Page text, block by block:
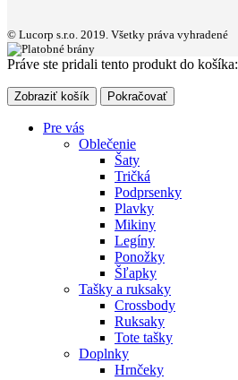
© Lucorp s.r.o. 2019. Všetky práva vyhradené
Práve ste pridali tento produkt do košíka:
Zobraziť košík Pokračovať
Pre vás
Oblečenie
Šaty
Tričká
Podprsenky
Plavky
Mikiny
Legíny
Ponožky
Šľapky
Tašky a ruksaky
Crossbody
Ruksaky
Tote tašky
Doplnky
Hrnčeky